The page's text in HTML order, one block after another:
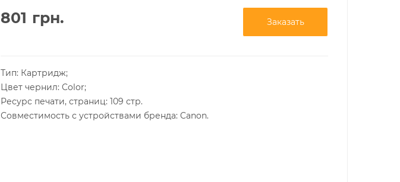
801 грн. Заказать
Тип: Картридж;
Цвет чернил: Color;
Ресурс печати, страниц: 109 стр.
Совместимость с устройствами бренда: Canon.